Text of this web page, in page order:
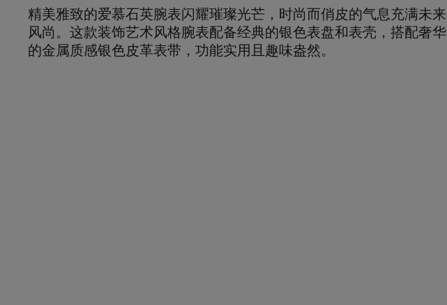
精美雅致的爱慕石英腕表闪耀璀璨光芒，时尚而俏皮的气息充满未来
风尚。这款装饰艺术风格腕表配备经典的银色表盘和表壳，搭配奢华
的金属质感银色皮革表带，功能实用且趣味盎然。